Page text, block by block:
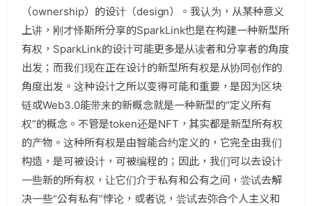
（ownership）的设计（design）。我认为，从某种意义
上讲，刚才怿斯所分享的SparkLink也是在构建一种新型所
有权，SparkLink的设计可能更多是从读者和分享者的角度
出发；而我们现在正在设计的新型所有权是从协同创作的
角度出发。这种设计之所以变得可能和重要，是因为区块
链或Web3.0能带来的新概念就是一种新型的“定义所有
权”的概念。不管是token还是NFT，其实都是新型所有权
的产物。这种所有权是由智能合约定义的，它完全由我们
构造，是可被设计，可被编程的；因此，我们可以去设计
一些新的所有权，让它们介于私有和公有之间，尝试去解
决一些“公有私有”悖论，或者说，尝试去弥合个人主义和